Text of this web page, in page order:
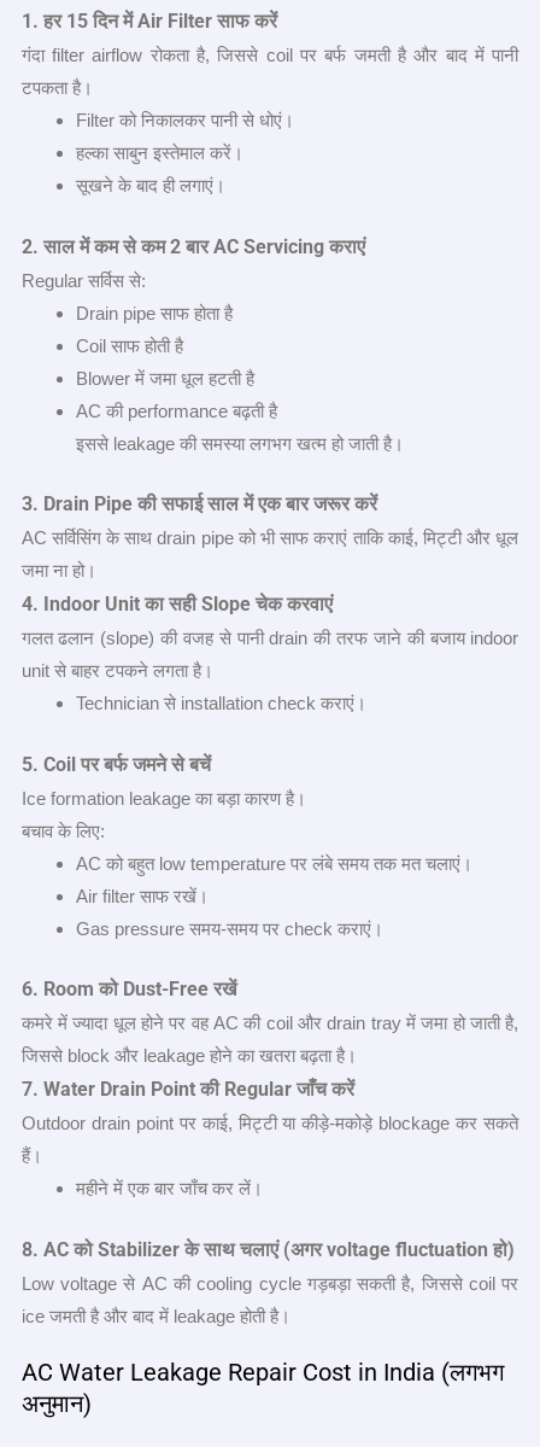
1. हर 15 दिन मेंAir Filter साफ करें
गंदा filter airflow रोकता है, जिससे coil पर बर्फ जमती है और बाद में पानी
टपकता है।
Filter को निकालकर पानी से धोएं।
हल्का साबुन इस्तेमाल करें।
सूखने के बाद ही लगाएं।
2. साल में कम से कम2 बारAC Servicing कराएं
Regular सर्विस से:
Drain pipe साफ होता है
Coil साफ होती है
Blower में जमा धूल हटती है
AC की performance बढ़ती है
इससे leakage की समस्या लगभग खत्म हो जाती है।
3. Drain Pipe की सफाई साल में एक बार जरूर करें
AC सर्विसिंग के साथ drain pipe को भी साफ कराएं ताकि काई, मिट्टी और धूल
जमा ना हो।
4. Indoor Unit का सहीSlope चेक करवाएं
गलत ढलान (slope) की वजह से पानी drain की तरफ जाने की बजाय indoor
unit से बाहर टपकने लगता है।
Technician से installation check कराएं।
5. Coil पर बर्फ जमने से बचें
Ice formation leakage का बड़ा कारण है।
बचाव के लिए:
AC को बहुत low temperature पर लंबे समय तक मत चलाएं।
Air filter साफ रखें।
Gas pressure समय-समय पर check कराएं।
6. Room को Dust-Free रखें
कमरे में ज्यादा धूल होने पर वह AC की coil और drain tray में जमा हो जाती है,
जिससे block और leakage होने का खतरा बढ़ता है।
7. Water Drain Point की Regular जाँच करें
Outdoor drain point पर काई, मिट्टी या कीड़े-मकोड़े blockage कर सकते
हैं।
महीने में एक बार जाँच कर लें।
8. AC कोStabilizer के साथ चलाएं (अगरvoltage fluctuation हो)
Low voltage से AC की cooling cycle गड़बड़ा सकती है, जिससे coil पर
ice जमती है और बाद में leakage होती है।
AC Water Leakage Repair Cost in India (लगभग
अनुमान)